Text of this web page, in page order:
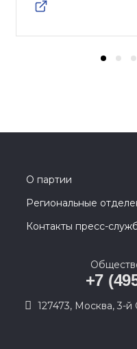
О партии
Региональные
Контакты пресс-
+7
127473, Москва, 3-й